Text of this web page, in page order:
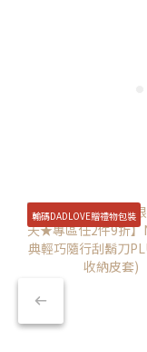
輸碼DADLOVE贈禮物包裝